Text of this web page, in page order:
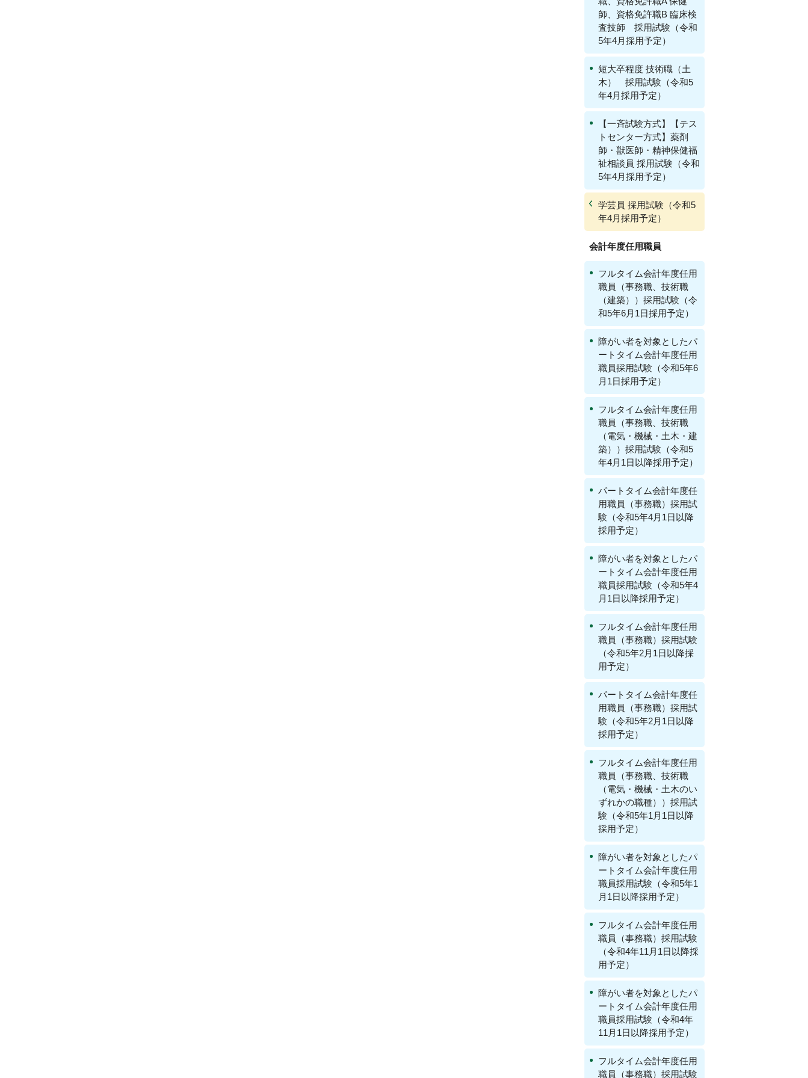
師、資格免許職B 臨床検
査技師 採用試験（令和
5年4月採用予定）
短大卒程度 技術職（土
木） 採用試験（令和5
年4月採用予定）
【一斉試験方式】【テス
トセンター方式】薬剤
師・獣医師・精神保健福
祉相談員 採用試験（令和
5年4月採用予定）
学芸員 採用試験（令和5
年4月採用予定）
会計年度任用職員
フルタイム会計年度任用
職員（事務職、技術職
（建築））採用試験（令
和5年6月1日採用予定）
障がい者を対象としたパ
ートタイム会計年度任用
職員採用試験（令和5年6
月1日採用予定）
フルタイム会計年度任用
職員（事務職、技術職
（電気・機械・土木・建
築））採用試験（令和5
年4月1日以降採用予定）
パートタイム会計年度任
用職員（事務職）採用試
験（令和5年4月1日以降
採用予定）
障がい者を対象としたパ
ートタイム会計年度任用
職員採用試験（令和5年4
月1日以降採用予定）
フルタイム会計年度任用
職員（事務職）採用試験
（令和5年2月1日以降採
用予定）
パートタイム会計年度任
用職員（事務職）採用試
験（令和5年2月1日以降
採用予定）
フルタイム会計年度任用
職員（事務職、技術職
（電気・機械・土木のい
ずれかの職種））採用試
験（令和5年1月1日以降
採用予定）
障がい者を対象としたパ
ートタイム会計年度任用
職員採用試験（令和5年1
月1日以降採用予定）
フルタイム会計年度任用
職員（事務職）採用試験
（令和4年11月1日以降採
用予定）
障がい者を対象としたパ
ートタイム会計年度任用
職員採用試験（令和4年
11月1日以降採用予定）
フルタイム会計年度任用
職員（事務職）採用試験